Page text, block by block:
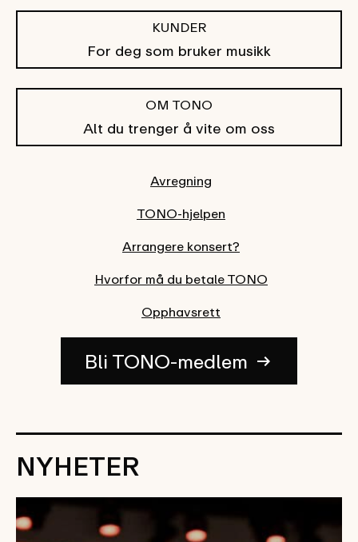
KUNDER
For deg som bruker musikk
OM TONO
Alt du trenger å vite om oss
Avregning
TONO-hjelpen
Arrangere konsert?
Hvorfor må du betale TONO
Opphavsrett
Bli TONO-medlem ARROW_RIGHT_ALT
NYHETER